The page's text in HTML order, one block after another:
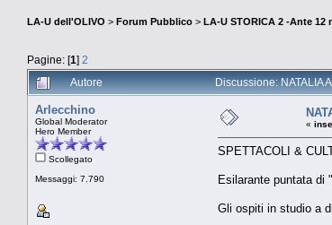
LA-U dell'OLIVO > Forum Pubblico > LA-U STORICA 2 -Ante 12
Pagine: [1] 2
Autore Discussione: NATALIA
Arlecchino
Global Moderator
Hero Member
Scollegato
Messaggi: 7.790
«
SPETTACOLI &
Esilarante puntata di
Gli ospiti in studio a